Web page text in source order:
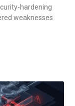
hardening
weaknesses